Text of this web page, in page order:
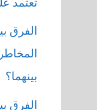
الفرق
بينهما؟
الفرق